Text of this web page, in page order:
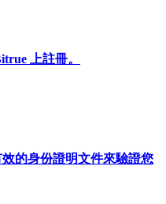
上註冊。
的身份證明文件來驗證您